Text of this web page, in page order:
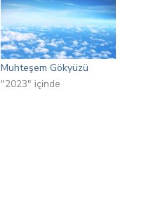
Muhteşem Gökyüzü
"2023" içinde